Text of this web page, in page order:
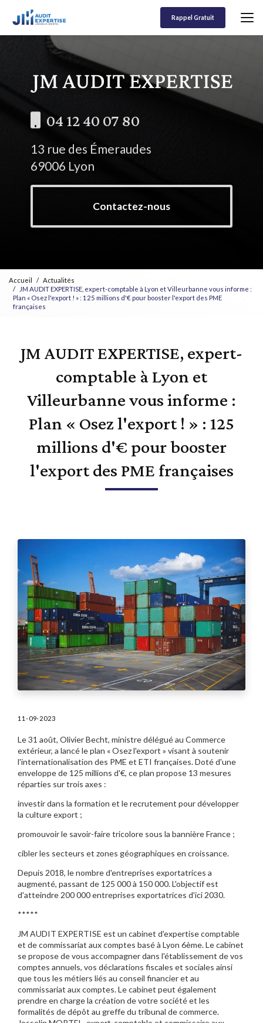
contenu
Rappel Gratuit
04 12 40 07 80
13 rue des Émeraudes
69006 Lyon
Contactez-nous
Accueil
Actualités
JM AUDIT EXPERTISE, expert-comptable à Lyon et Villeurbanne vous informe :
Plan « Osez l'export ! » : 125 millions d'€ pour booster l'export des PME
françaises
JM AUDIT EXPERTISE, expert-
comptable à Lyon et
Villeurbanne vous informe :
Plan « Osez l'export ! » : 125
millions d'€ pour booster
l'export des PME françaises
11-09-2023
Le 31 août, Olivier Becht, ministre délégué au Commerce
extérieur, a lancé le plan « Osez l'export » visant à soutenir
l'internationalisation des PME et ETI françaises. Doté d'une
enveloppe de 125 millions d'€, ce plan propose 13 mesures
réparties sur trois axes :
investir dans la formation et le recrutement pour développer
la culture export ;
promouvoir le savoir-faire tricolore sous la bannière France ;
cibler les secteurs et zones géographiques en croissance.
Depuis 2018, le nombre d'entreprises exportatrices a
augmenté, passant de 125 000 à 150 000. L'objectif est
d'atteindre 200 000 entreprises exportatrices d'ici 2030.
*****
JM AUDIT EXPERTISE est un cabinet d'expertise comptable
et de commissariat aux comptes basé à Lyon 6ème. Le cabinet
se propose de vous accompagner dans l'établissement de vos
comptes annuels, vos déclarations fiscales et sociales ainsi
que tous les métiers liés au conseil financier et au
commissariat aux comptes. Le cabinet peut également
prendre en charge la création de votre société et les
formalités de dépôt au greffe du tribunal de commerce.